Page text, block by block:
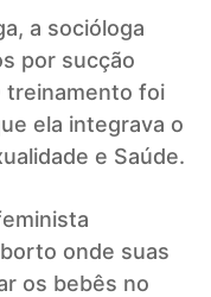
a socióloga
por sucção
treinamento foi
ela integrava o
e Saúde.
onde suas
os bebês no